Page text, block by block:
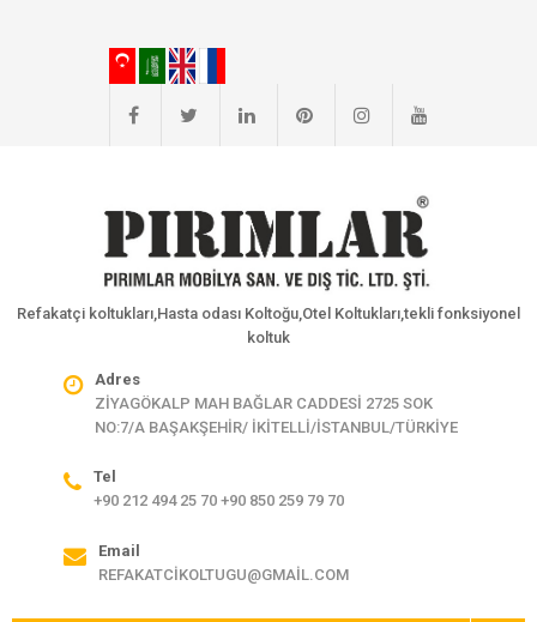
Refakatçi koltukları,Hasta odası Koltoğu,Otel Koltukları,tekli fonksiyonel
koltuk
Adres
ZİYAGÖKALP MAH BAĞLAR CADDESİ 2725 SOK
NO:7/A BAŞAKŞEHİR/ İKİTELLİ/İSTANBUL/TÜRKİYE
Tel
+90 212 494 25 70 +90 850 259 79 70
Email
REFAKATCIKOLTUGU@GMAIL.COM